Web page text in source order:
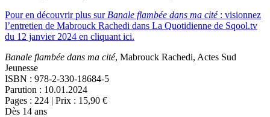
Pour en découvrir plus sur Banale flambée dans ma cité: visionnez
l’entretien de Mabrouck Rachedi dans La Quotidienne de Sqool.tv
du 12 janvier 2024 en cliquant ici.
Banale flambée dans ma cité, Mabrouck Rachedi, Actes Sud
Jeunesse
ISBN : 978-2-330-18684-5
Parution : 10.01.2024
Pages : 224 | Prix : 15,90 €
Dès 14 ans